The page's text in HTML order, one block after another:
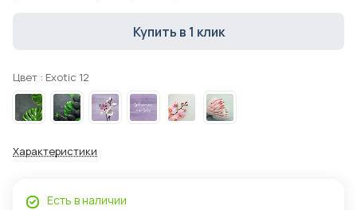
Купить в 1 клик
Цвет : Exotic 12
Характеристики
Есть в наличии